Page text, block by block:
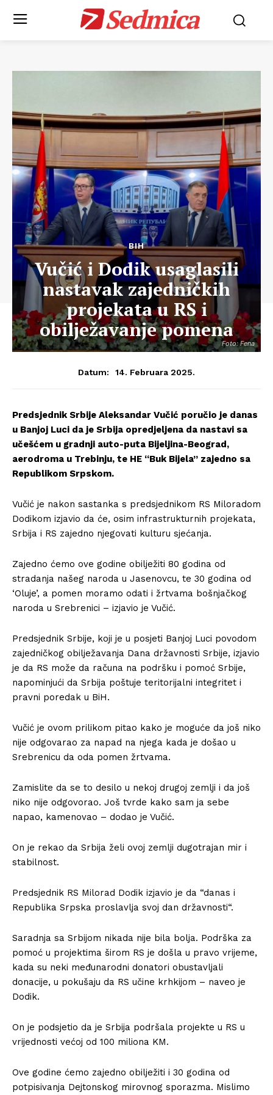
Sedmica
Foto: Fena
BIH
Vučić i Dodik usaglasili
nastavak zajedničkih
projekata u RS i
obilježavanje pomena
Datum: 14. Februara 2025.
Predsjednik Srbije Aleksandar Vučić poručio je danas
u Banjoj Luci da je Srbija opredjeljena da nastavi sa
učešćem u gradnji auto-puta Bijeljina-Beograd,
aerodroma u Trebinju, te HE “Buk Bijela” zajedno sa
Republikom Srpskom.
Vučić je nakon sastanka s predsjednikom RS Miloradom
Dodikom izjavio da će, osim infrastrukturnih projekata,
Srbija i RS zajedno njegovati kulturu sjećanja.
Zajedno ćemo ove godine obilježiti 80 godina od
stradanja našeg naroda u Jasenovcu, te 30 godina od
‘Oluje’, a pomen moramo odati i žrtvama bošnjačkog
naroda u Srebrenici – izjavio je Vučić.
Predsjednik Srbije, koji je u posjeti Banjoj Luci povodom
zajedničkog obilježavanja Dana državnosti Srbije, izjavio
je da RS može da računa na podršku i pomoć Srbije,
napominjući da Srbija poštuje teritorijalni integritet i
pravni poredak u BiH.
Vučić je ovom prilikom pitao kako je moguće da još niko
nije odgovarao za napad na njega kada je došao u
Srebrenicu da oda pomen žrtvama.
Zamislite da se to desilo u nekoj drugoj zemlji i da još
niko nije odgovorao. Još tvrde kako sam ja sebe
napao, kamenovao – dodao je Vučić.
On je rekao da Srbija želi ovoj zemlji dugotrajan mir i
stabilnost.
Predsjednik RS Milorad Dodik izjavio je da “danas i
Republika Srpska proslavlja svoj dan državnosti“.
Saradnja sa Srbijom nikada nije bila bolja. Podrška za
pomoć u projektima širom RS je došla u pravo vrijeme,
kada su neki međunarodni donatori obustavljali
donacije, u pokušaju da RS učine krhkijom – naveo je
Dodik.
On je podsjetio da je Srbija podršala projekte u RS u
vrijednosti većoj od 100 miliona KM.
Ove godine ćemo zajedno obilježiti i 30 godina od
potpisivanja Dejtonskog mirovnog sporazma. Mislimo